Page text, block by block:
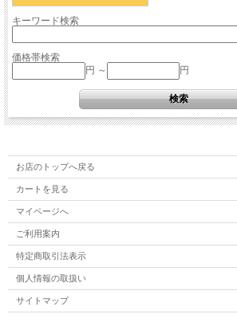
キーワード検索
価格帯検索
円 ～
円
お店のトップへ戻る
カートを見る
マイページへ
ご利用案内
特定商取引法表示
個人情報の取扱い
サイトマップ